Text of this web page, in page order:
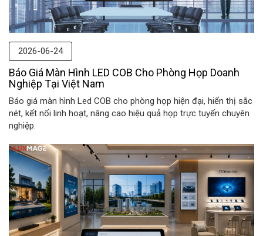
2026-06-24
Báo Giá Màn Hình LED COB Cho Phòng Họp Doanh
Nghiệp Tại Việt Nam
Báo giá màn hình Led COB cho phòng họp hiện đại, hiển thị sắc
nét, kết nối linh hoạt, nâng cao hiệu quả họp trực tuyến chuyên
nghiệp.